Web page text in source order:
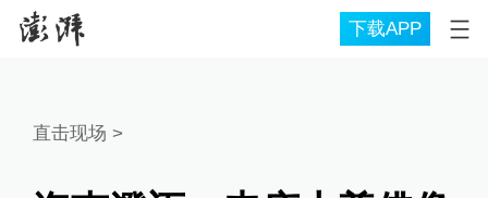
下载APP
直击现场 >